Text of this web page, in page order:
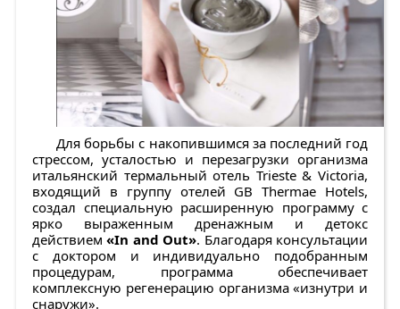
Для борьбы с накопившимся за последний год
стрессом, усталостью и перезагрузки организма
итальянский термальный отель Trieste & Victoria,
входящий в группу отелей GB Thermae Hotels,
создал специальную расширенную программу с
ярко выраженным дренажным и детокс
действием«In and Out». Благодаря консультации
с доктором и индивидуально подобранным
процедурам, программа обеспечивает
комплексную регенерацию организма «изнутри и
снаружи».